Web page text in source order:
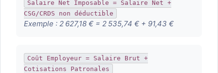
Salaire Net Imposable = Salaire Net +
CSG/CRDS non déductible
Exemple : 2 627,18 € = 2 535,74 € + 91,43 €
Coût Employeur = Salaire Brut +
Cotisations Patronales